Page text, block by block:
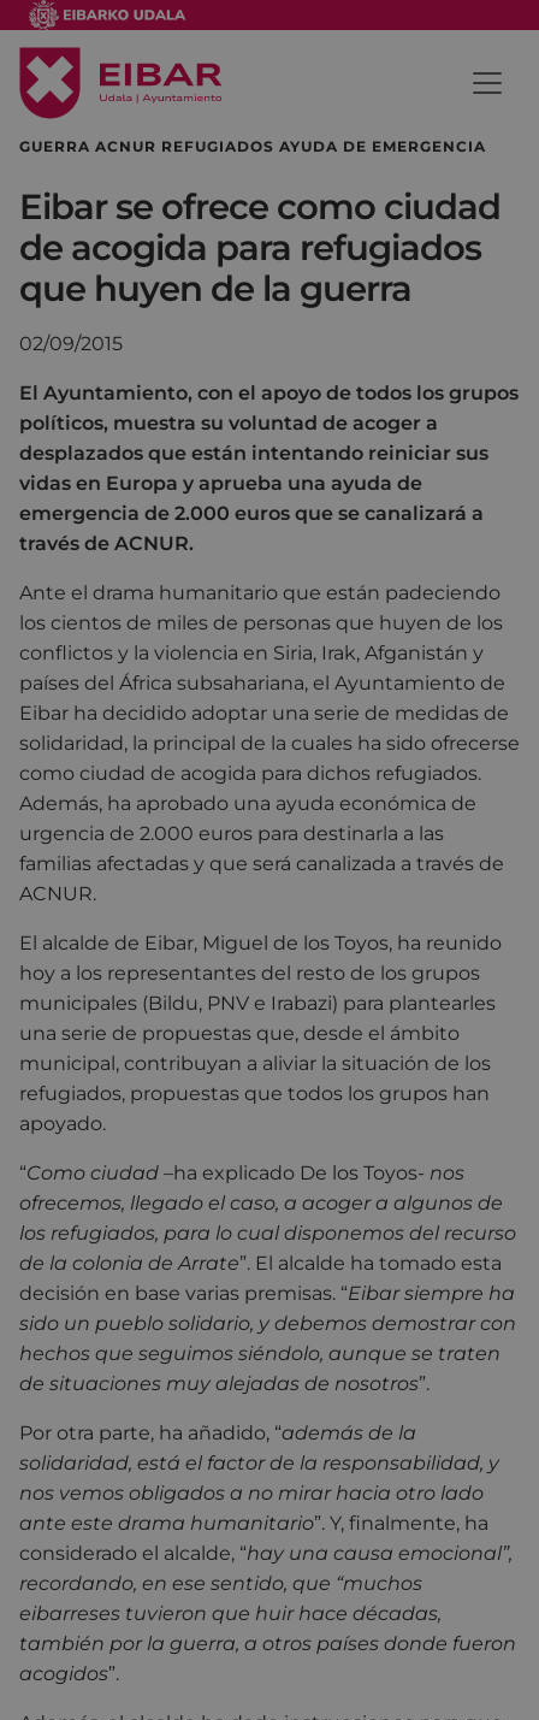
GUERRA ACNUR REFUGIADOS AYUDA DE EMERGENCIA
Eibar se ofrece como ciudad
de acogida para refugiados
que huyen de la guerra
02/09/2015
El Ayuntamiento, con el apoyo de todos los grupos
políticos, muestra su voluntad de acoger a
desplazados que están intentando reiniciar sus
vidas en Europa y aprueba una ayuda de
emergencia de 2.000 euros que se canalizará a
través de ACNUR.
Ante el drama humanitario que están padeciendo
los cientos de miles de personas que huyen de los
conflictos y la violencia en Siria, Irak, Afganistán y
países del África subsahariana, el Ayuntamiento de
Eibar ha decidido adoptar una serie de medidas de
solidaridad, la principal de la cuales ha sido ofrecerse
como ciudad de acogida para dichos refugiados.
Además, ha aprobado una ayuda económica de
urgencia de 2.000 euros para destinarla a las
familias afectadas y que será canalizada a través de
ACNUR.
El alcalde de Eibar, Miguel de los Toyos, ha reunido
hoy a los representantes del resto de los grupos
municipales (Bildu, PNV e Irabazi) para plantearles
una serie de propuestas que, desde el ámbito
municipal, contribuyan a aliviar la situación de los
refugiados, propuestas que todos los grupos han
apoyado.
“Como ciudad –ha explicado De los Toyos- nos
ofrecemos, llegado el caso, a acoger a algunos de
los refugiados, para lo cual disponemos del recurso
de la colonia de Arrate”. El alcalde ha tomado esta
decisión en base varias premisas. “Eibar siempre ha
sido un pueblo solidario, y debemos demostrar con
hechos que seguimos siéndolo, aunque se traten
de situaciones muy alejadas de nosotros”.
Por otra parte, ha añadido, “además de la
solidaridad, está el factor de la responsabilidad, y
nos vemos obligados a no mirar hacia otro lado
ante este drama humanitario”. Y, finalmente, ha
considerado el alcalde, “hay una causa emocional”,
recordando, en ese sentido, que “muchos
eibarreses tuvieron que huir hace décadas,
también por la guerra, a otros países donde fueron
acogidos”.